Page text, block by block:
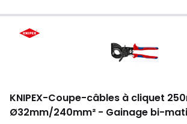
KNIPEX-Coupe-câbles à cliquet
Ø32mm/240mm² - Gainage bi-